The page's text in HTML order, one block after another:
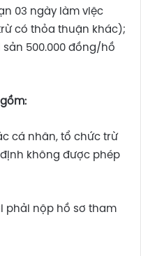
03 ngày làm việc
có thỏa thuận khác);
500.000 đồng/hồ
cá nhân, tổ chức trừ
không được phép
phải nộp hồ sơ tham